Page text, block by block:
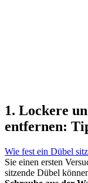
1. Lockere
entfernen:
Wie fest ein Dübel
Sie einen ersten
sitzende Dübel